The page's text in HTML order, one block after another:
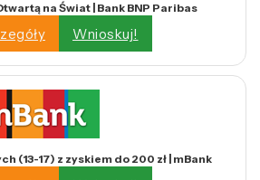
na Świat | Bank BNP Paribas
Wnioskuj!
(13-17) z zyskiem do 200 zł | mBank